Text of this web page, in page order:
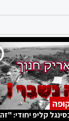
קליפ יחודי: "זה